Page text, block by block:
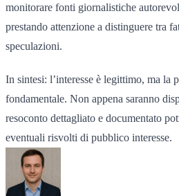
monitorare fonti giornalistiche
prestando attenzione a distinguere tra
speculazioni.
In sintesi: l’interesse è legittimo, ma la
fondamentale. Non appena saranno
resoconto dettagliato e documentato
eventuali risvolti di pubblico interesse.